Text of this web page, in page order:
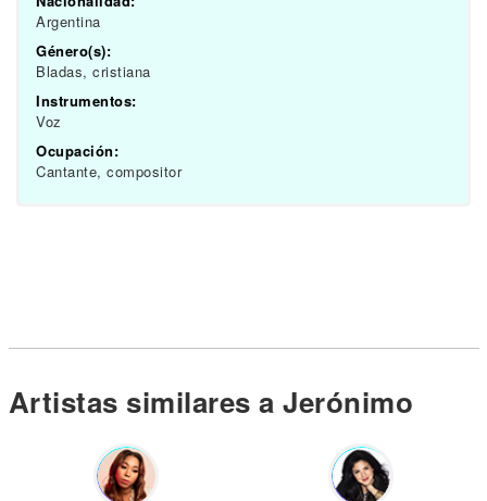
Argentina
Género(s):
Bladas, cristiana
Instrumentos:
Voz
Ocupación:
Cantante, compositor
Artistas similares a Jerónimo